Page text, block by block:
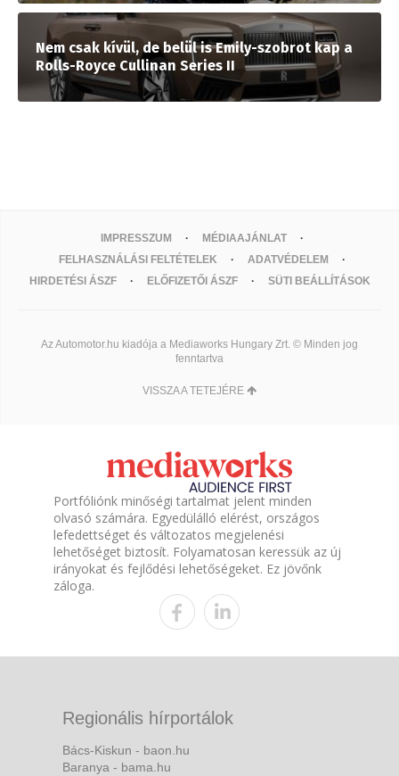
Nem csak kívül, de belül is Emily-szobrot kap a
Rolls-Royce Cullinan Series II
IMPRESSZUM
MÉDIAAJÁNLAT
FELHASZNÁLÁSI FELTÉTELEK
ADATVÉDELEM
HIRDETÉSI ÁSZF
ELŐFIZETŐI ÁSZF SÜTI BEÁLLÍTÁSOK
Az Automotor.hu kiadója a Mediaworks Hungary Zrt. © Minden jog
fenntartva
VISSZA A TETEJÉRE
Portfóliónk minőségi tartalmat jelent minden
olvasó számára. Egyedülálló elérést, országos
lefedettséget és változatos megjelenési
lehetőséget biztosít. Folyamatosan keressük az új
irányokat és fejlődési lehetőségeket. Ez jövőnk
záloga.
Regionális hírportálok
Bács-Kiskun - baon.hu
Baranya - bama.hu